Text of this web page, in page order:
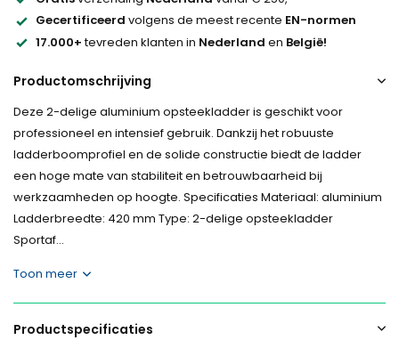
Gecertificeerd volgens de meest recente EN-normen
17.000+tevreden klanten in Nederland en België!
Productomschrijving
Deze 2-delige aluminium opsteekladder is geschikt voor
professioneel en intensief gebruik. Dankzij het robuuste
ladderboomprofiel en de solide constructie biedt de ladder
een hoge mate van stabiliteit en betrouwbaarheid bij
werkzaamheden op hoogte. Specificaties Materiaal: aluminium
Ladderbreedte: 420 mm Type: 2-delige opsteekladder
Sportaf...
Toon meer
Productspecificaties